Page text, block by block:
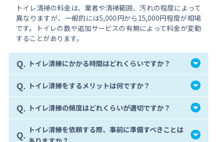
トイレ清掃の料金は、業者や清掃範囲、汚れの程度によって
異なりますが、一般的には5,000円から15,000円程度が相場
です。トイレの数や追加サービスの有無によって料金が変動
することがあります。
Q. トイレ清掃にかかる時間はどれくらいですか？
Q. トイレ清掃をするメリットは何ですか？
Q. トイレ清掃の頻度はどれくらいが適切ですか？
Q. トイレ清掃を依頼する際、事前に準備すべきことは